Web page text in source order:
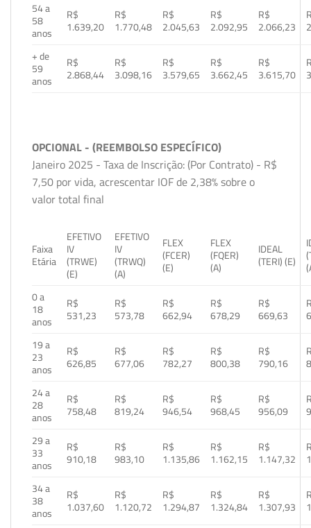
54 a
58
anos
R$
1.639,20
R$
1.770,48
R$
2.045,63
R$
2.092,95
R$
2.066,23
+ de
59
anos
R$
2.868,44
R$
3.098,16
R$
3.579,65
R$
3.662,45
R$
3.615,70
OPCIONAL - (REEMBOLSO ESPECÍFICO)
Janeiro 2025 - Taxa de Inscrição: (Por Contrato) - R$
7,50 por vida, acrescentar IOF de 2,38% sobre o
valor total final
Faixa
Etária
EFETIVO
IV
(TRWE)
(E)
EFETIVO
IV
(TRWQ)
(A)
FLEX
(FCER)
(E)
FLEX
(FQER)
(A)
IDEAL
(TERI) (E)
0 a
18
anos
R$
531,23
R$
573,78
R$
662,94
R$
678,29
R$
669,63
19 a
23
anos
R$
626,85
R$
677,06
R$
782,27
R$
800,38
R$
790,16
24 a
28
anos
R$
758,48
R$
819,24
R$
946,54
R$
968,45
R$
956,09
29 a
33
anos
R$
910,18
R$
983,10
R$
1.135,86
R$
1.162,15
R$
1.147,32
34 a
38
anos
R$
1.037,60
R$
1.120,72
R$
1.294,87
R$
1.324,84
R$
1.307,93